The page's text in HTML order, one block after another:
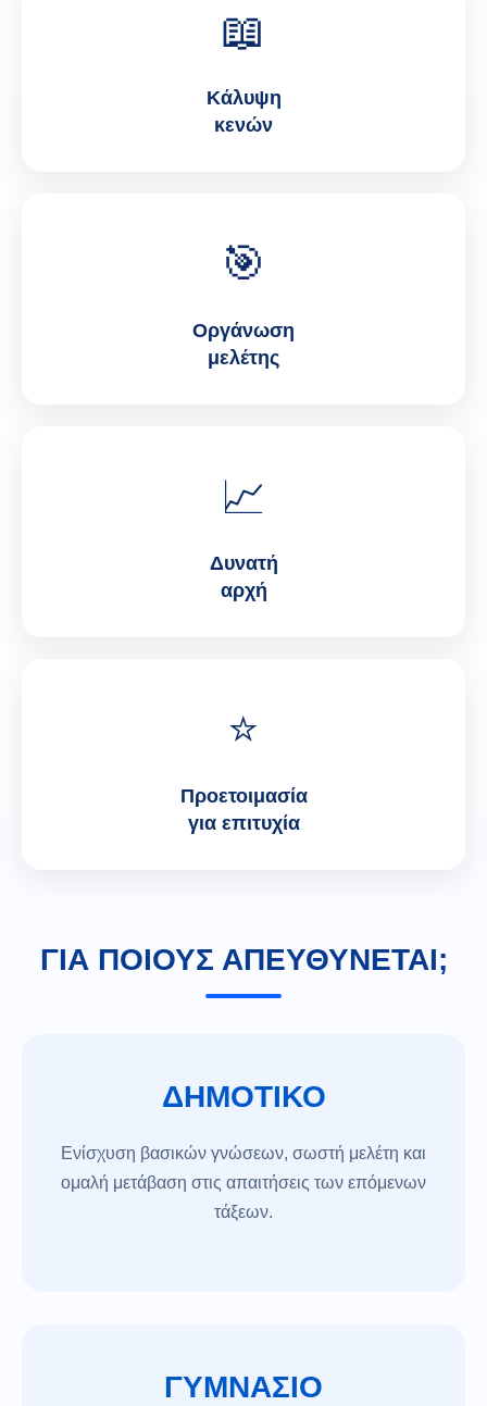
📖
Κάλυψη
κενών
🎯
Οργάνωση
μελέτης
📈
Δυνατή
αρχή
⭐
Προετοιμασία
για επιτυχία
ΓΙΑ ΠΟΙΟΥΣ ΑΠΕΥΘΥΝΕΤΑΙ;
ΔΗΜΟΤΙΚΟ
Ενίσχυση βασικών γνώσεων, σωστή μελέτη και
ομαλή μετάβαση στις απαιτήσεις των επόμενων
τάξεων.
ΓΥΜΝΑΣΙΟ